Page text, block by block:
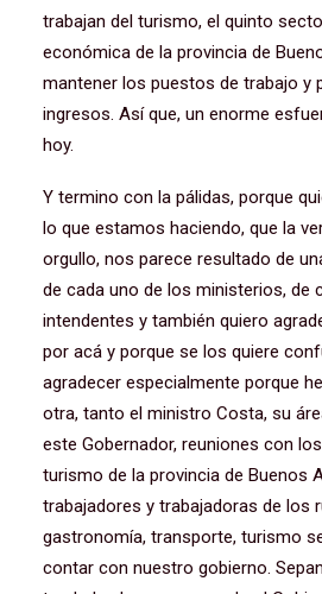
trabajan del turismo, el quinto
económica de la provincia de
mantener los puestos de trabajo y
ingresos. Así que, un enorme
hoy.
Y termino con la pálidas, porque
lo que estamos haciendo, que la
orgullo, nos parece resultado de
de cada uno de los ministerios, de
intendentes y también quiero
por acá y porque se los quiere
agradecer especialmente porque
otra, tanto el ministro Costa, su
este Gobernador, reuniones con
turismo de la provincia de Buenos
trabajadores y trabajadoras de los
gastronomía, transporte, turismo
contar con nuestro gobierno.